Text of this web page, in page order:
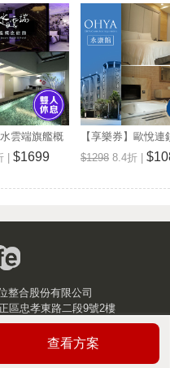
水雲端旗艦概
端平假日休
型)
| $1699
【享樂券】歐悅連
汽車旅館永康館-
日雙人白金套房休
$1298 8.4折 |
查看方案
整合股份有限公司
區忠孝東路二段9號2樓